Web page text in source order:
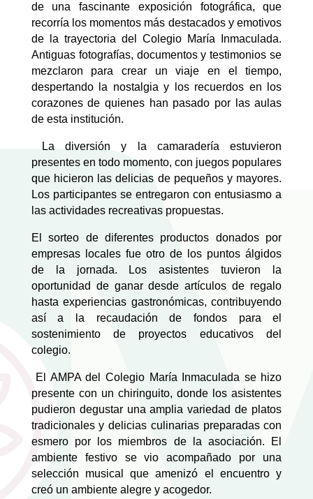
de una fascinante exposición fotográfica, que
recorría los momentos más destacados y emotivos
de la trayectoria del Colegio María Inmaculada.
Antiguas fotografías, documentos y testimonios se
mezclaron para crear un viaje en el tiempo,
despertando la nostalgia y los recuerdos en los
corazones de quienes han pasado por las aulas
de esta institución.
La diversión y la camaradería estuvieron
presentes en todo momento, con juegos populares
que hicieron las delicias de pequeños y mayores.
Los participantes se entregaron con entusiasmo a
las actividades recreativas propuestas.
El sorteo de diferentes productos donados por
empresas locales fue otro de los puntos álgidos
de la jornada. Los asistentes tuvieron la
oportunidad de ganar desde artículos de regalo
hasta experiencias gastronómicas, contribuyendo
así a la recaudación de fondos para el
sostenimiento de proyectos educativos del
colegio.
El AMPA del Colegio María Inmaculada se hizo
presente con un chiringuito, donde los asistentes
pudieron degustar una amplia variedad de platos
tradicionales y delicias culinarias preparadas con
esmero por los miembros de la asociación. El
ambiente festivo se vio acompañado por una
selección musical que amenizó el encuentro y
creó un ambiente alegre y acogedor.